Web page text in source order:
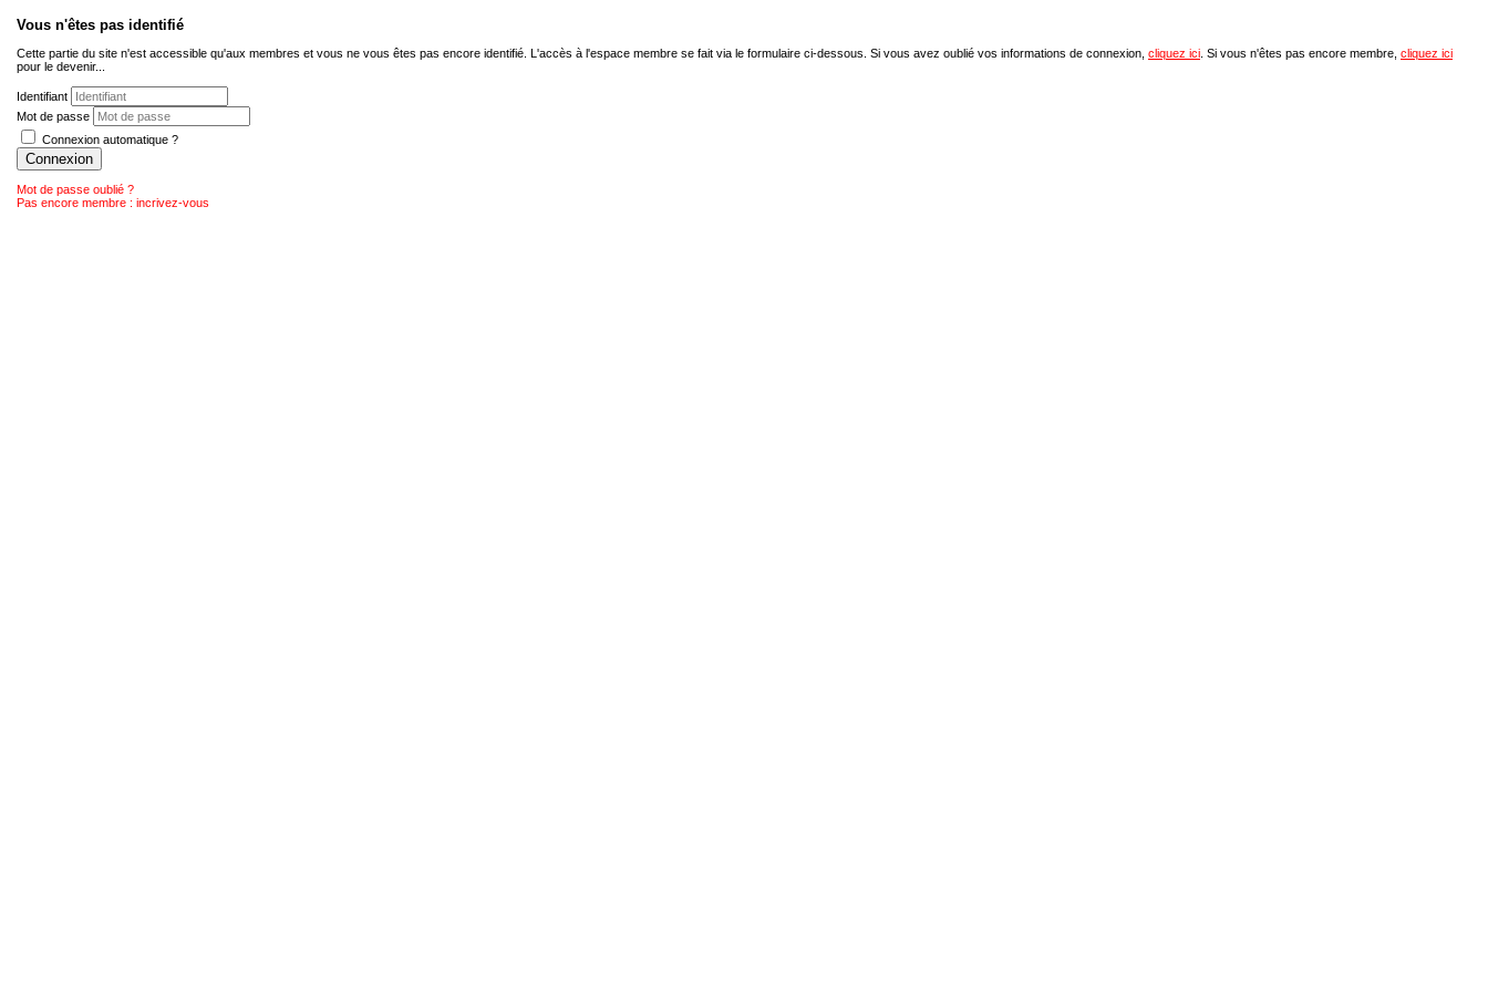
Vous n'êtes pas identifié
Cette partie du site n'est accessible qu'aux membres et vous ne vous êtes pas encore identifié. L'accès à l'espace membre se fait via le formulaire ci-dessous. Si vous avez oublié vos informations de connexion, cliquez ici . Si vous n'êtes pas encore membre, cliquez ici
pour le devenir...
Identifiant
Mot de passe
Connexion automatique ?
Connexion
Mot de passe oublié ?
Pas encore membre : incrivez-vous